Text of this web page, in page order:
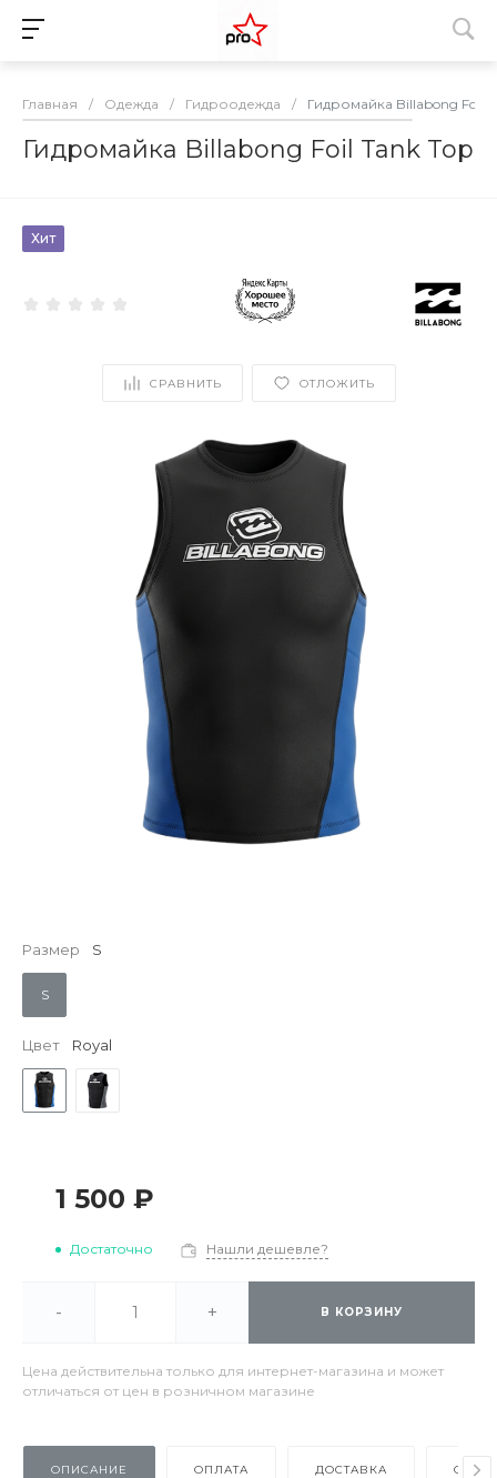
Главная / Одежда / Гидроодежда / Гидромайка Billabong Foil
Гидромайка Billabong Foil Tank Top
Хит
СРАВНИТЬ ОТЛОЖИТЬ
Размер S
S
Цвет Royal
1 500 ₽
Достаточно Нашли дешевле?
- + В КОРЗИНУ
Цена действительна только для интернет-магазина и может
отличаться от цен в розничном магазине
ОПИСАНИЕ ОПЛАТА ДОСТАВКА